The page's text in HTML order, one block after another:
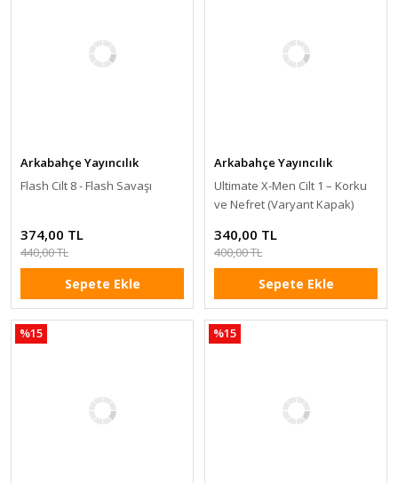
Arkabahçe Yayıncılık
Flash Cilt 8 - Flash Savaşı
374,00 TL
440,00 TL
Sepete Ekle
Arkabahçe Yayıncılık
Ultimate X-Men Cilt 1 – Korku
ve Nefret (Varyant Kapak)
340,00 TL
400,00 TL
Sepete Ekle
%15 %15